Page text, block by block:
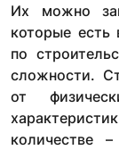
Их можно
которые есть
по
сложности.
от
количестве